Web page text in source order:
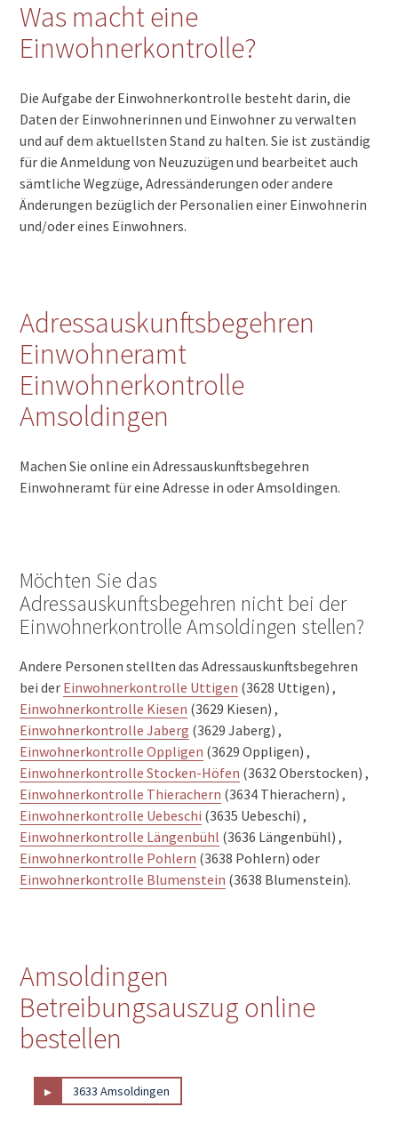
Was macht eine
Einwohnerkontrolle?
Die Aufgabe der Einwohnerkontrolle besteht darin, die
Daten der Einwohnerinnen und Einwohner zu verwalten
und auf dem aktuellsten Stand zu halten. Sie ist zuständig
für die Anmeldung von Neuzuzügen und bearbeitet auch
sämtliche Wegzüge, Adressänderungen oder andere
Änderungen bezüglich der Personalien einer Einwohnerin
und/oder eines Einwohners.
Adressauskunftsbegehren
Einwohneramt
Einwohnerkontrolle
Amsoldingen
Machen Sie online ein Adressauskunftsbegehren
Einwohneramt für eine Adresse in oder Amsoldingen.
Möchten Sie das
Adressauskunftsbegehren nicht bei der
Einwohnerkontrolle Amsoldingen stellen?
Andere Personen stellten das Adressauskunftsbegehren
bei der Einwohnerkontrolle Uttigen (3628 Uttigen) ,
Einwohnerkontrolle Kiesen (3629 Kiesen) ,
Einwohnerkontrolle Jaberg (3629 Jaberg) ,
Einwohnerkontrolle Oppligen (3629 Oppligen) ,
Einwohnerkontrolle Stocken-Höfen (3632 Oberstocken) ,
Einwohnerkontrolle Thierachern (3634 Thierachern) ,
Einwohnerkontrolle Uebeschi (3635 Uebeschi) ,
Einwohnerkontrolle Längenbühl (3636 Längenbühl) ,
Einwohnerkontrolle Pohlern (3638 Pohlern) oder
Einwohnerkontrolle Blumenstein (3638 Blumenstein).
Amsoldingen
Betreibungsauszug online
bestellen
▸ 3633 Amsoldingen